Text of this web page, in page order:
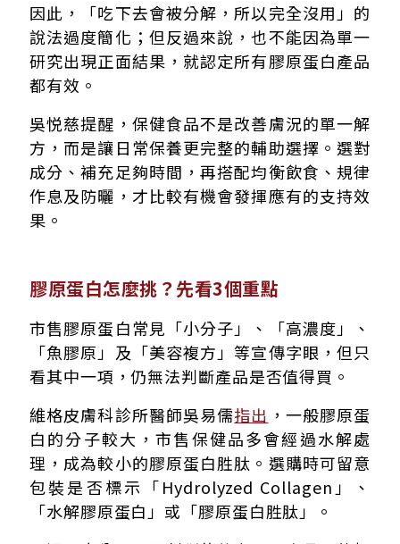
因此，「吃下去會被分解，所以完全沒用」的
說法過度簡化；但反過來說，也不能因為單一
研究出現正面結果，就認定所有膠原蛋白產品
都有效。
吳悦慈提醒，保健食品不是改善膚況的單一解
方，而是讓日常保養更完整的輔助選擇。選對
成分、補充足夠時間，再搭配均衡飲食、規律
作息及防曬，才比較有機會發揮應有的支持效
果。
膠原蛋白怎麼挑？先看3個重點
市售膠原蛋白常見「小分子」、「高濃度」、
「魚膠原」及「美容複方」等宣傳字眼，但只
看其中一項，仍無法判斷產品是否值得買。
維格皮膚科診所醫師吳易儒指出 ，一般膠原蛋
白的分子較大，市售保健品多會經過水解處
理，成為較小的膠原蛋白胜肽。選購時可留意
包裝是否標示「Hydrolyzed Collagen」、
「水解膠原蛋白」或「膠原蛋白胜肽」。